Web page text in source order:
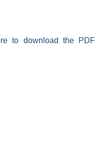
to download the PDF